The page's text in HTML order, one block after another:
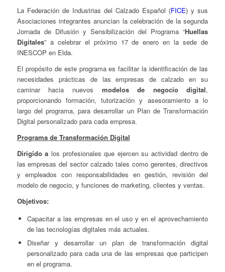
La Federación de Industrias del Calzado Español (FICE) y sus
Asociaciones integrantes anuncian la celebración de la segunda
Jornada de Difusión y Sensibilización del Programa “Huellas
Digitales” a celebrar el próximo 17 de enero en la sede de
INESCOP en Elda.
El propósito de este programa es facilitar la identificación de las
necesidades prácticas de las empresas de calzado en su
caminar hacia nuevos modelos de negocio digital,
proporcionando formación, tutorización y asesoramiento a lo
largo del programa, para desarrollar un Plan de Transformación
Digital personalizado para cada empresa.
Programa de Transformación Digital
Dirigido a los profesionales que ejercen su actividad dentro de
las empresas del sector calzado tales como gerentes, directivos
y empleados con responsabilidades en gestión, revisión del
modelo de negocio, y funciones de marketing, clientes y ventas.
Objetivos:
Capacitar a las empresas en el uso y en el aprovechamiento
de las tecnologías digitales más actuales.
Diseñar y desarrollar un plan de transformación digital
personalizado para cada una de las empresas que participen
en el programa.